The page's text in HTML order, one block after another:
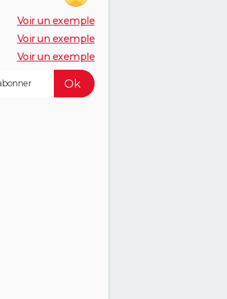
Voir un exemple
Voir un exemple
Voir un exemple